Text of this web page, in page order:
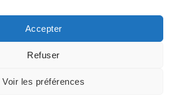
Accepter
Refuser
Voir les préférences
ACTUALITÉ
SERVICES ET TOURISME